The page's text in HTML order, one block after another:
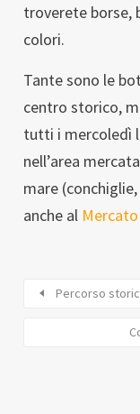
troverete borse,
colori.
Tante sono le
centro storico,
tutti i mercoledì
nell’area
mare
anche al
Percorso